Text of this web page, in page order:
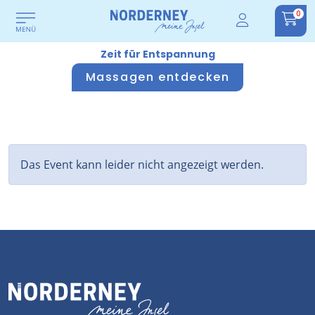
0
Zeit für Entspannung
Massagen entdecken
Das Event kann leider nicht angezeigt werden.